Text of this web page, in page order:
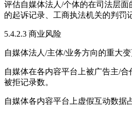
评估自媒体法人/个体的在司法层
的起诉记录、工商执法机关的判罚
5.4.2.3 商业风险
自媒体法人/主体/业务方向的重大变
自媒体在各内容平台上被广告主/
被拒记录数。
自媒体各内容平台上虚假互动数据